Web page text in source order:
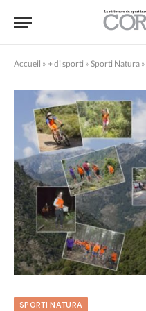
Accueil » + di sporti » Sporti Natura »
SPORTI NATURA